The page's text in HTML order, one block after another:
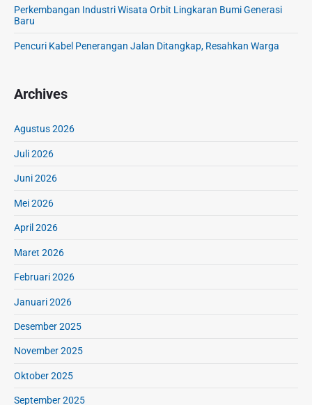
P
n
r
d
o
e
i
a
Perkembangan Industri Wisata Orbit Lingkaran Bumi Generasi
Baru
Pencuri Kabel Penerangan Jalan Ditangkap, Resahkan Warga
Archives
Agustus 2026
Juli 2026
Juni 2026
Mei 2026
April 2026
Maret 2026
Februari 2026
Januari 2026
Desember 2025
November 2025
Oktober 2025
September 2025